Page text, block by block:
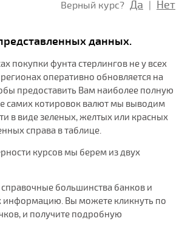
Верный курс? Да | Нет
данных.
покупки фунта стерлингов не у всех
оперативно обновляется на
предоставить Вам наиболее полную
самих котировок валют мы выводим
в виде зеленых, желтых или красных
справа в таблице.
курсов мы берем из двух
большинства банков и
информацию. Вы можете кликнуть по
и получите подробную